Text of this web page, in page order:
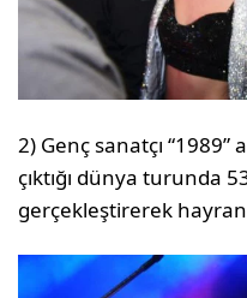
2) Genç sanatçı “1989”
çıktığı dünya turunda
gerçekleştirerek